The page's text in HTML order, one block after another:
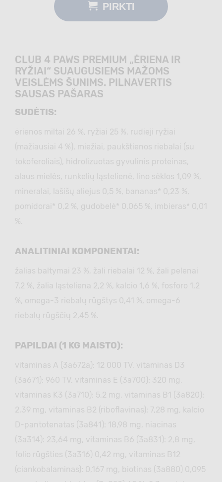
PIRKTI
CLUB 4 PAWS PREMIUM „ĖRIENA IR
RYŽIAI“ SUAUGUSIEMS MAŽOMS
VEISLĖMS ŠUNIMS. PILNAVERTIS
SAUSAS PAŠARAS
SUDĖTIS:
ėrienos miltai 26 %, ryžiai 25 %, rudieji ryžiai
(mažiausiai 4 %), miežiai, paukštienos riebalai (su
tokoferoliais), hidrolizuotas gyvulinis proteinas,
alaus mielės, runkelių ląstelienė, lino sėklos 1,09 %,
mineralai, lašišų aliejus 0,5 %, bananas* 0,23 %,
pomidorai* 0,2 %, gudobelė* 0,065 %, imbieras* 0,01
%.
ANALITINIAI KOMPONENTAI:
žalias baltymai 23 %, žali riebalai 12 %, žali pelenai
7,2 %, žalia ląsteliena 2,2 %, kalcio 1,6 %, fosforo 1,2
%, omega-3 riebalų rūgštys 0,41 %, omega-6
riebalų rūgščių 2,45 %.
PAPILDAI (1 KG MAISTO):
vitaminas A (3а672а): 12 000 TV, vitaminas D3
(3а671): 960 TV, vitaminas E (3а700): 320 mg,
vitaminas K3 (3а710): 5,2 mg, vitaminas B1 (3а820):
2,39 mg, vitaminas B2 (riboflavinas): 7,28 mg, kalcio
D-pantotenatas (3а841): 18,98 mg, niacinas
(3a314): 23,64 mg, vitaminas B6 (3а831): 2,8 mg,
folio rūgšties (3а316) 0,42 mg, vitaminas B12
(ciankobalaminas): 0,167 mg, biotinas (3а880) 0,095